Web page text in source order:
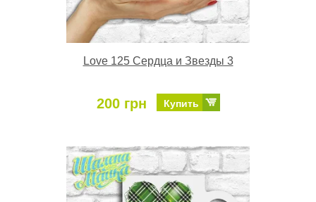
Love 125 Сердца и Звезды 3
200 грн Купить